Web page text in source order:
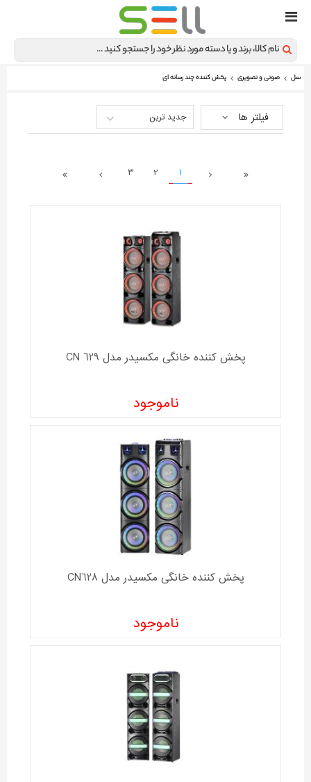
سل صوتی و تصویری پخش کننده چند رسانه ای
فیلتر ها جدید ترین
1
2
3
پخش کننده خانگی مکسیدر مدل CN 629
ناموجود
پخش کننده خانگی مکسیدر مدل CN628
ناموجود